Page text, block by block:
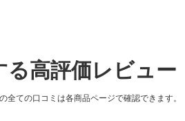
る高評価レビュー
ての口コミは各商品ページで確認できます。